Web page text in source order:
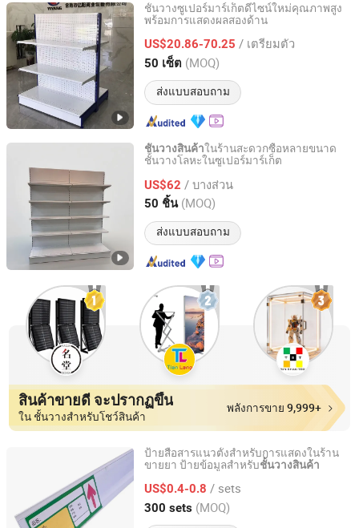
ชั้นวางซูเปอร์มาร์เก็ตดีไซน์ใหม่คุณภาพสูง
พร้อมการแสดงผลสองด้าน
US$20.86-70.25 / เตรียมตัว
50 เซ็ต (MOQ)
ส่งแบบสอบถาม
Changshu Yiyang Commercial Equipment Co., Ltd.
Jiangsu, China อัตราจาก 2009
ชั้นวางสินค้าในร้านสะดวกซื้อหลายขนาด
ชั้นวางโลหะในซูเปอร์มาร์เก็ต
US$62 / บางส่วน
50 ชิ้น (MOQ)
ส่งแบบสอบถาม
Changshu Yiyang Commercial Equipment Co., Ltd.
Jiangsu, China อัตราจาก 2009
สินค้าขายดี จะปรากฏขึ้น
ใน ชั้นวางสำหรับโชว์สินค้า
พลังการขาย 9,999+
ป้ายสื่อสารแนวตั้งสำหรับการแสดงในร้าน
ขายยา ป้ายข้อมูลสำหรับชั้นวางสินค้า
US$0.4-0.8 / sets
300 sets (MOQ)
Shanghai Aolan Plastic Products Co., Ltd.
Zhejiang, China อัตราจาก 2025